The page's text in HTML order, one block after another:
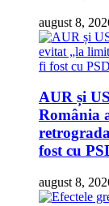
august 8,
AUR și
România
fost cu
august 8,